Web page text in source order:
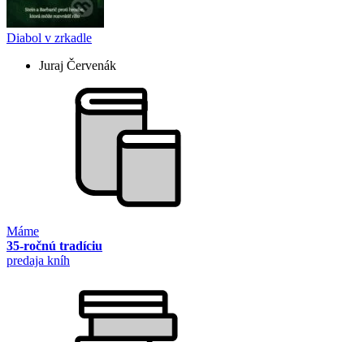
Diabol v zrkadle
Juraj Červenák
Máme
35-ročnú tradíciu
predaja kníh